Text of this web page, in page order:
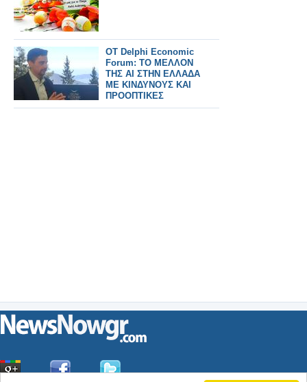
ΟΤ Delphi Economic
Forum: ΤΟ ΜΕΛΛΟΝ
ΤΗΣ ΑΙ ΣΤΗΝ ΕΛΛΑΔΑ
ΜΕ ΚΙΝΔΥΝΟΥΣ ΚΑΙ
ΠΡΟΟΠΤΙΚΕΣ